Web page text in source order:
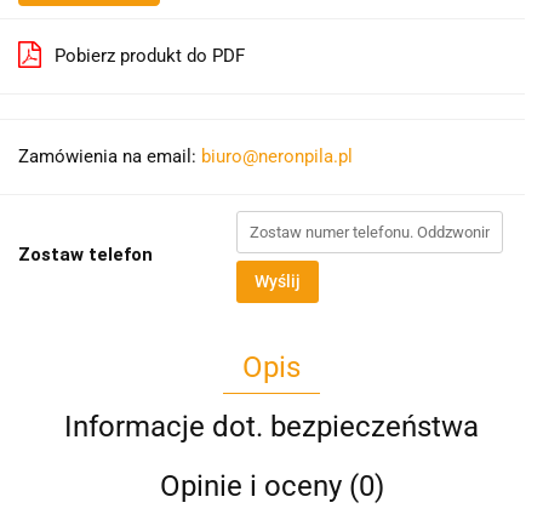
Pobierz produkt do PDF
Zamówienia na email: biuro@neronpila.pl
Zostaw telefon
Wyślij
Opis
Informacje dot. bezpieczeństwa
Opinie i oceny (0)